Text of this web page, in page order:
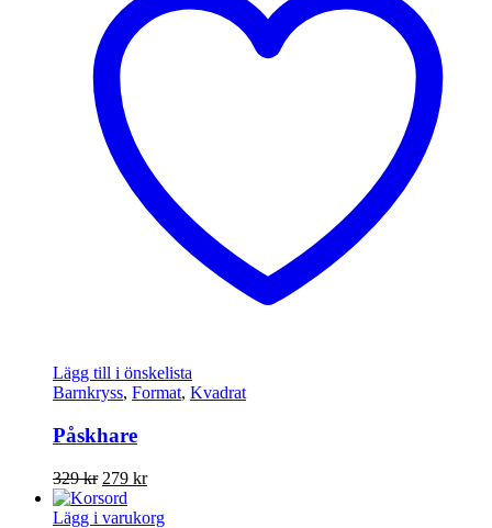
Lägg till i önskelista
Barnkryss, Format, Kvadrat
Påskhare
329kr Det
ursprungliga
priset
279 krDet
priset
Lägg i varukorg